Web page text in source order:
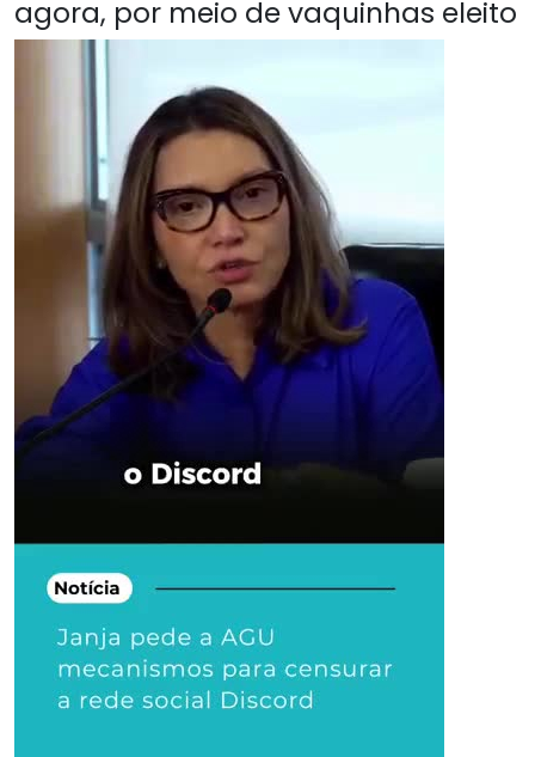
agora, por meio de vaquinhas eleito